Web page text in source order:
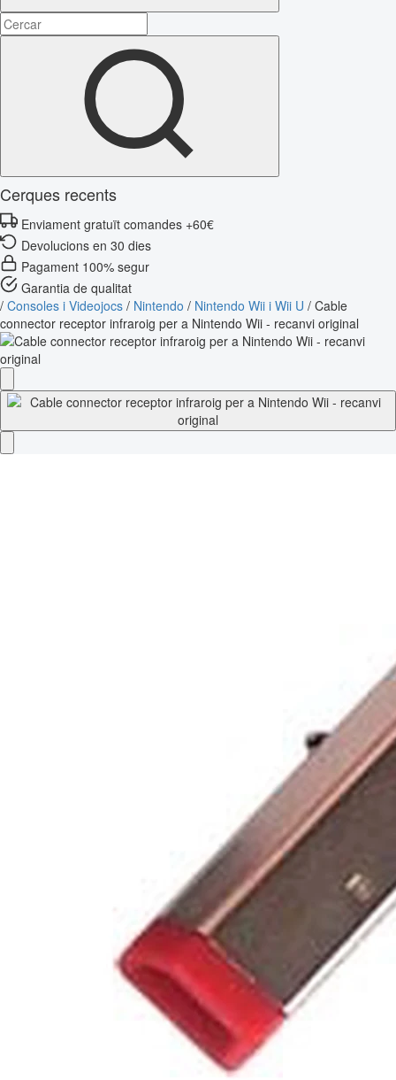
Cerques recents
Enviament gratuït comandes +60€
Devolucions en 30 dies
Pagament 100% segur
Garantia de qualitat
/ Consoles i Videojocs / Nintendo / Nintendo Wii i Wii U / Cable
connector receptor infraroig per a Nintendo Wii - recanvi original